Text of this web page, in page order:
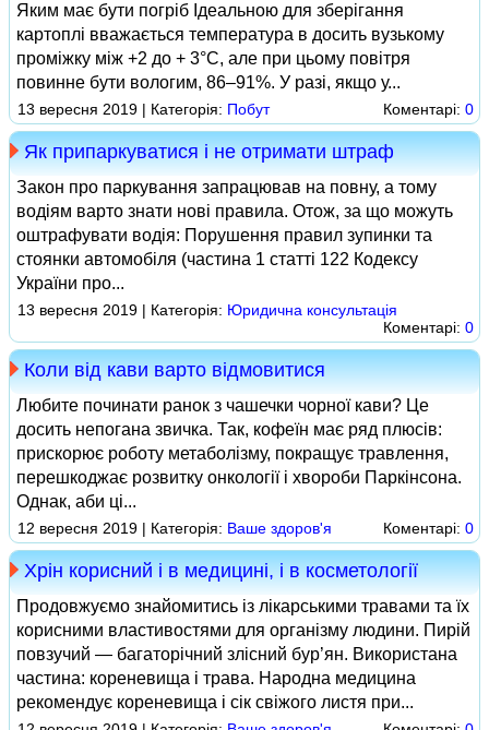
Яким має бути погріб Ідеальною для зберігання
картоплі вважається температура в досить вузькому
проміжку між +2 до + 3°С, але при цьому повітря
повинне бути вологим, 86–91%. У разі, якщо у...
13 вересня 2019 | Категорія: Побут Коментарі: 0
Як припаркуватися і не отримати штраф
Закон про паркування запрацював на повну, а тому
водіям варто знати нові правила. Отож, за що можуть
оштрафувати водія: Порушення правил зупинки та
стоянки автомобіля (частина 1 статті 122 Кодексу
України про...
13 вересня 2019 | Категорія: Юридична консультація
Коментарі: 0
Коли від кави варто відмовитися
Любите починати ранок з чашечки чорної кави? Це
досить непогана звичка. Так, кофеїн має ряд плюсів:
прискорює роботу метаболізму, покращує травлення,
перешкоджає розвитку онкології і хвороби Паркінсона.
Однак, аби ці...
12 вересня 2019 | Категорія: Ваше здоров'я Коментарі: 0
Хрін корисний і в медицині, і в косметології
Продовжуємо знайомитись із лікарськими травами та їх
корисними властивостями для організму людини. Пирій
повзучий — багаторічний злісний бур’ян. Використана
частина: кореневища і трава. Народна медицина
рекомендує кореневища і сік свіжого листя при...